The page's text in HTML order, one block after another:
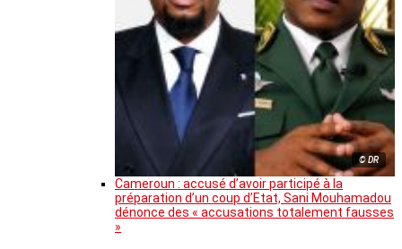
© DR
Cameroun : accusé d’avoir participé à la
préparation d’un coup d’Etat, Sani Mouhamadou
dénonce des « accusations totalement fausses
»